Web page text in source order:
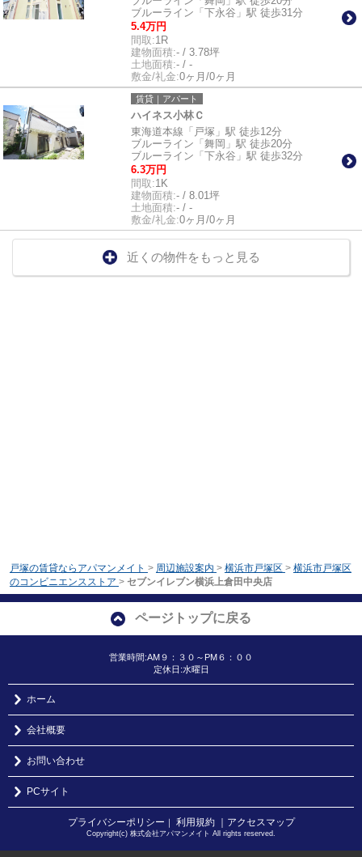
ブルーライン「下永谷」駅 徒歩31分
5.4万円
間取:1R
建物面積:- / 3.78坪
土地面積:- / -
敷金/礼金:0ヶ月/0ヶ月
賃貸｜アパート
ハイネス小林Ｃ
東海道本線「戸塚」駅 徒歩12分
ブルーライン「舞岡」駅 徒歩20分
ブルーライン「下永谷」駅 徒歩32分
6.3万円
間取:1K
建物面積:- / 8.01坪
土地面積:- / -
敷金/礼金:0ヶ月/0ヶ月
近くの物件をもっと見る
戸塚の賃貸ならアパマンメイト > 周辺施設案内 > 横浜市戸塚区 > 横浜市戸塚区
のコンビニエンスストア > セブンイレブン横浜上倉田中央店
ページトップに戻る
営業時間:AM９：３０～PM６：００
定休日:水曜日
ホーム
会社概要
お問い合わせ
PCサイト
プライバシーポリシー ｜ 利用規約 ｜アクセスマップ
Copyright(c) 株式会社アパマンメイト All rights reserved.